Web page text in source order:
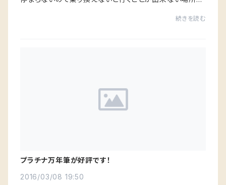
続きを読む
プラチナ万年筆が好評です！
2016/03/08 19:50